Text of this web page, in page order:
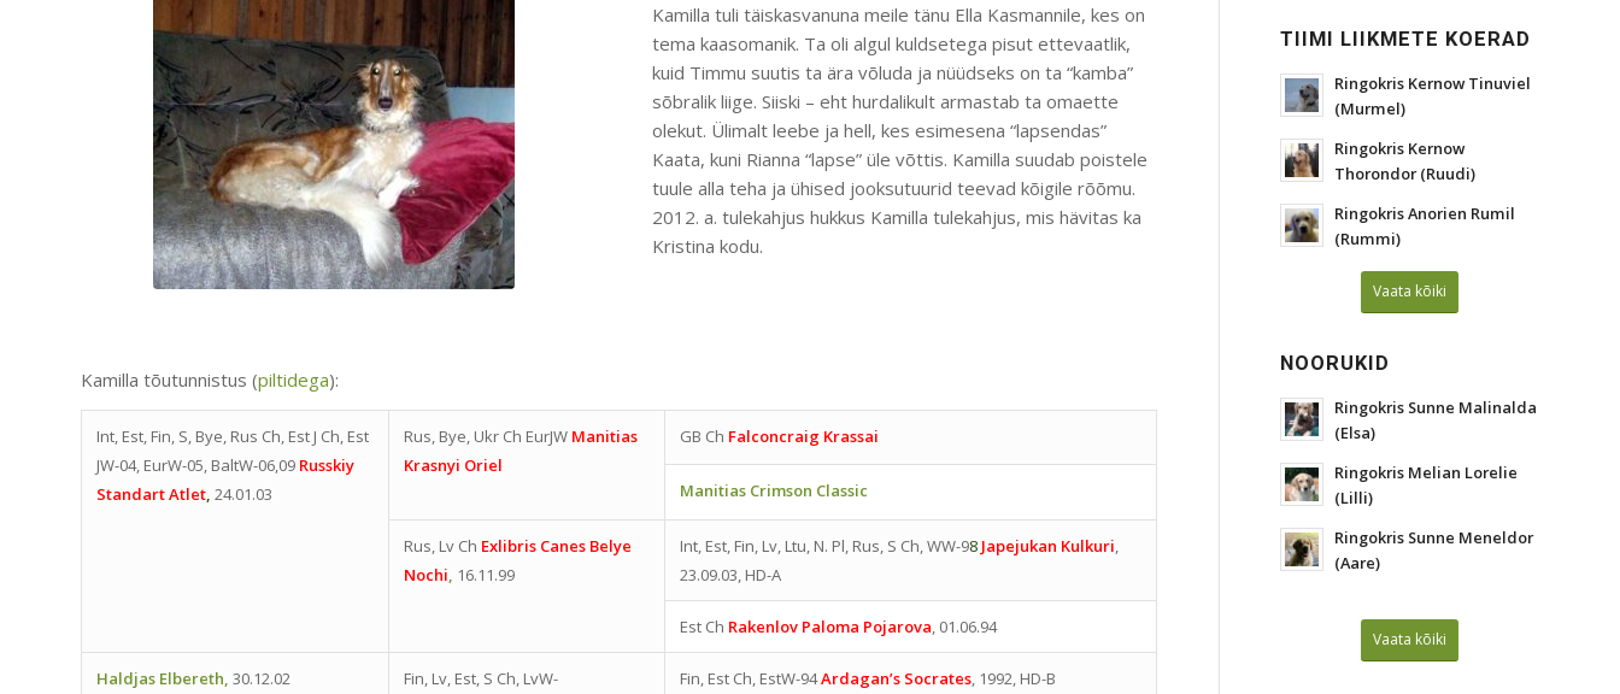
Kamilla tuli täiskasvanuna meile tänu Ella Kasmannile, kes on
tema kaasomanik. Ta oli algul kuldsetega pisut ettevaatlik,
kuid Timmu suutis ta ära võluda ja nüüdseks on ta “kamba”
sõbralik liige. Siiski – eht hurdalikult armastab ta omaette
olekut. Ülimalt leebe ja hell, kes esimesena “lapsendas”
Kaata, kuni Rianna “lapse” üle võttis. Kamilla suudab poistele
tuule alla teha ja ühised jooksutuurid teevad kõigile rõõmu.
2012. a. tulekahjus hukkus Kamilla tulekahjus, mis hävitas ka
Kristina kodu.
Kamilla tõutunnistus (piltidega):
Int, Est, Fin, S, Bye, Rus Ch, Est J Ch, Est
JW-04, EurW-05, BaltW-06,09 Russkiy
Standart Atlet 24.01.03
Rus, Bye, Ukr Ch EurJW Manitias
Krasnyi Oriel
GB Ch Falconcraig Krassai
Manitias Crimson Classic
Rus, Lv Ch Exlibris Canes Belye
Nochi 16.11.99
Int, Est, Fin, Lv, Ltu, N. Pl, Rus, S Ch, WW-98 Japejukan Kulkuri
23.09.03, HD-A
Est Ch Rakenlov Paloma Pojarova , 01.06.94
Haldjas Elbereth, 30.12.02
Fin, Lv, Est, S Ch, LvW-
Fin, Est Ch, EstW-94Ardagan’s Socrates , 1992, HD-B
TIIMI LIIKMETE KOERAD
Ringokris Kernow Tinuviel
(Murmel)
Ringokris Kernow
Thorondor (Ruudi)
Ringokris Anorien Rumil
(Rummi)
Vaata kõiki
NOORUKID
Ringokris Sunne Malinalda
(Elsa)
Ringokris Melian Lorelie
(Lilli)
Ringokris Sunne Meneldor
(Aare)
Vaata kõiki